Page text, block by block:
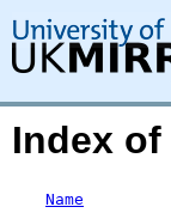
Index of
Name